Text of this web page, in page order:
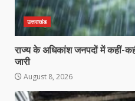
उत्तराखंड
राज्य के अधिकांश जनपदों में कहीं-
जारी
August 8, 2026